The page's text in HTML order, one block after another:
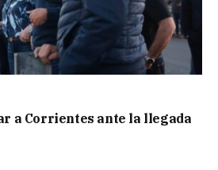
a Corrientes ante la llegada